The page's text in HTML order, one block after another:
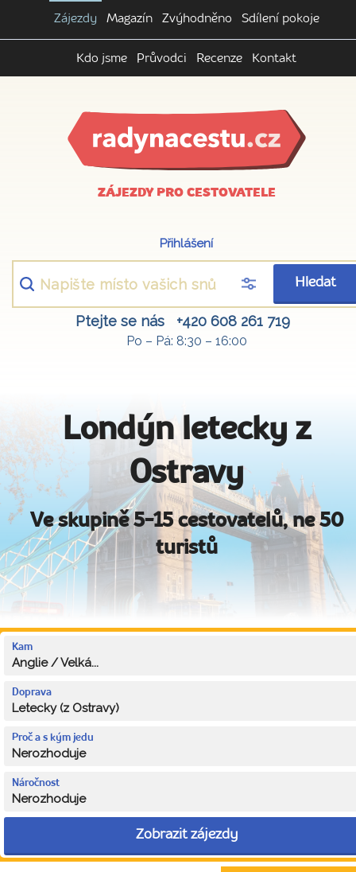
Zájezdy Magazín Zvýhodněno Sdílení pokoje
Kdo jsme Průvodci Recenze Kontakt
ZÁJEZDY PRO CESTOVATELE
Přihlášení
Hledat
Ptejte se nás +420 608 261 719
Po – Pá: 8:30 – 16:00
Londýn letecky z
Ostravy
Ve skupině 5-15 cestovatelů, ne 50
turistů
Kam
Anglie / Velká...
Doprava
Letecky (z Ostravy)
Proč a s kým jedu
Nerozhoduje
Náročnost
Nerozhoduje
Zobrazit zájezdy